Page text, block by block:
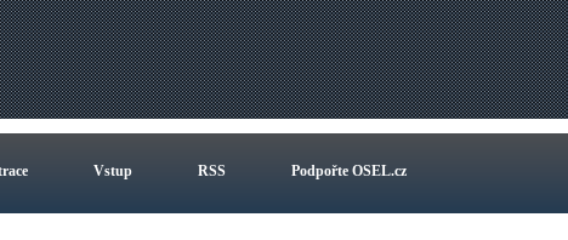
Vstup RSS Podpořte OSEL.cz